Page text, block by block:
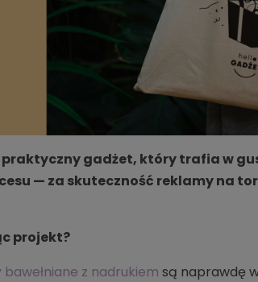
praktyczny gadżet, który trafia w
— za skuteczność reklamy na
projekt?
z nadrukiem są naprawdę